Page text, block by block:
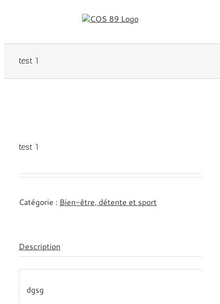
test 1
test 1
Catégorie : Bien-être, détente et sport
Description
dgsg